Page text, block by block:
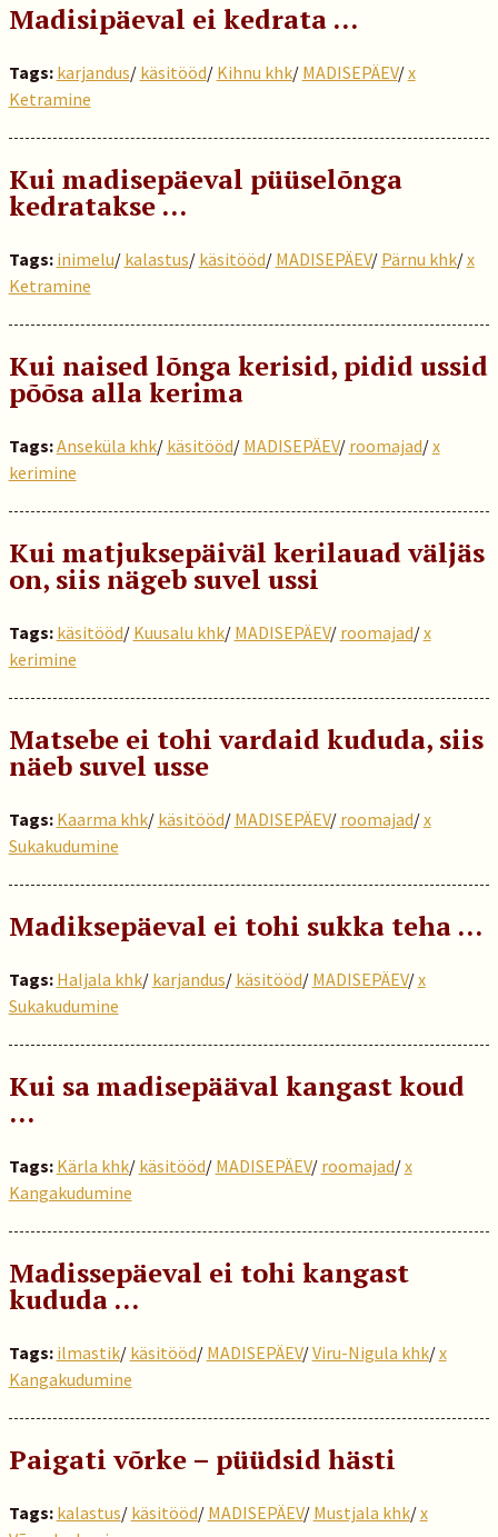
Madisipäeval ei kedrata …
Tags: karjandus/ käsitööd/ Kihnu khk/ MADISEPÄEV/x
Ketramine
Kui madisepäeval püüselõnga
kedratakse …
Tags: inimelu/ kalastus/ käsitööd/ MADISEPÄEV/ Pärnu khk/x
Ketramine
Kui naised lõnga kerisid, pidid ussid
põõsa alla kerima
Tags:Anseküla khk/ käsitööd/ MADISEPÄEV/ roomajad/x
kerimine
Kui matjuksepäiväl kerilauad väljäs
on, siis nägeb suvel ussi
Tags: käsitööd/ Kuusalu khk/ MADISEPÄEV/ roomajad/x
kerimine
Matsebe ei tohi vardaid kududa, siis
näeb suvel usse
Tags: Kaarma khk/ käsitööd/ MADISEPÄEV/ roomajad/x
Sukakudumine
Madiksepäeval ei tohi sukka teha ...
Tags: Haljala khk/ karjandus/ käsitööd/ MADISEPÄEV/x
Sukakudumine
Kui sa madisepääval kangast koud
…
Tags: Kärla khk/ käsitööd/ MADISEPÄEV/ roomajad/x
Kangakudumine
Madissepäeval ei tohi kangast
kududa …
Tags: ilmastik/ käsitööd/ MADISEPÄEV/Viru-Nigula khk/x
Kangakudumine
Paigati võrke – püüdsid hästi
Tags: kalastus/ käsitööd/ MADISEPÄEV/ Mustjala khk/x